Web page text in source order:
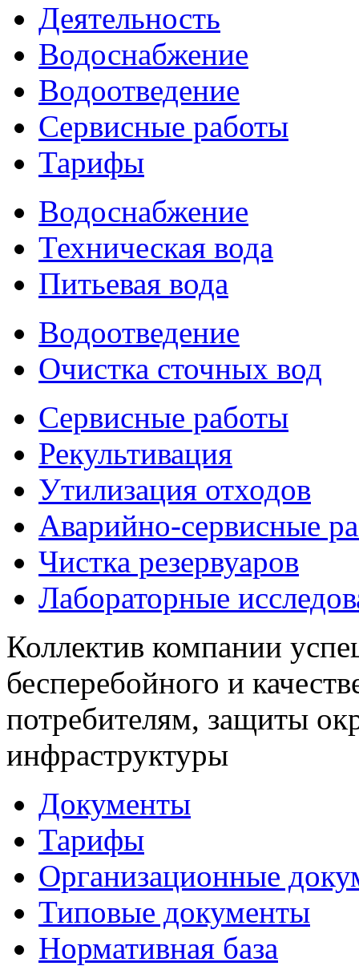
Деятельность
Водоснабжение
Водоотведение
Сервисные работы
Тарифы
Водоснабжение
Техническая вода
Питьевая вода
Водоотведение
Очистка сточных вод
Сервисные работы
Рекультивация
Утилизация отходов
Аварийно-сервисные
Чистка резервуаров
Лабораторные
Коллектив компании
бесперебойного и
потребителям, защиты
инфраструктуры
Документы
Тарифы
Организационные
Типовые документы
Нормативная база